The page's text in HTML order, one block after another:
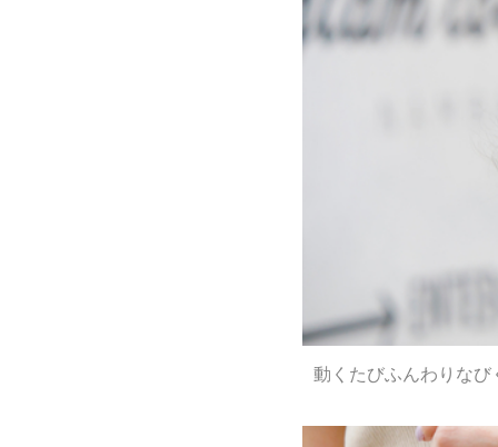
動くたびふんわりなび